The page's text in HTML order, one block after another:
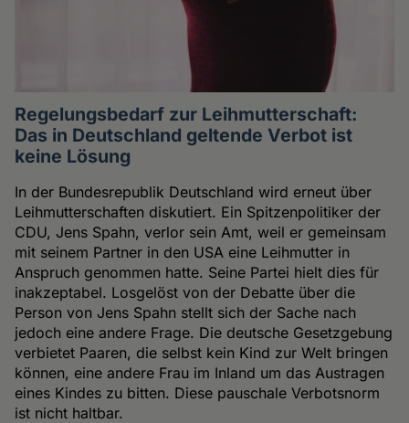
Regelungsbedarf zur Leihmutterschaft:
Das in Deutschland geltende Verbot ist
keine Lösung
In der Bundesrepublik Deutschland wird erneut über
Leihmutterschaften diskutiert. Ein Spitzenpolitiker der
CDU, Jens Spahn, verlor sein Amt, weil er gemeinsam
mit seinem Partner in den USA eine Leihmutter in
Anspruch genommen hatte. Seine Partei hielt dies für
inakzeptabel. Losgelöst von der Debatte über die
Person von Jens Spahn stellt sich der Sache nach
jedoch eine andere Frage. Die deutsche Gesetzgebung
verbietet Paaren, die selbst kein Kind zur Welt bringen
können, eine andere Frau im Inland um das Austragen
eines Kindes zu bitten. Diese pauschale Verbotsnorm
ist nicht haltbar.